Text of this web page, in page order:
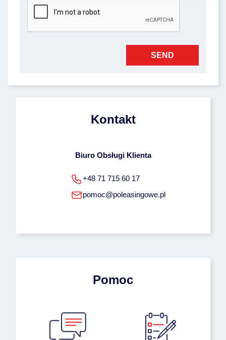
nie_danych_osobowych_f_kontakt.pdf Podanie przez
Ciebie danych osobowych jest dobrowolne, stanowi
Poleasingowe.pl Sp. z o.o. Przysługuje Ci prawo
dostępu do Twoich danych, możliwość ich poprawiania
komputer, smartfon, tablet itp.).
produktów, przesyłanej za pośrednictwem SMS oraz
innych form komunikacji elektronicznej, na moje
Kontakt
Biuro Obsługi Klienta
+48 71 715 60 17
pomoc@poleasingowe.pl
Pomoc